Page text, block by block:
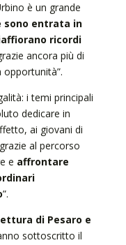
è un grande
sono entrata in
ricordi
ancora più di
opportunità”.
i temi principali
dedicare in
ai giovani di
al percorso
e affrontare
”.
di Pesaro e
sottoscritto il